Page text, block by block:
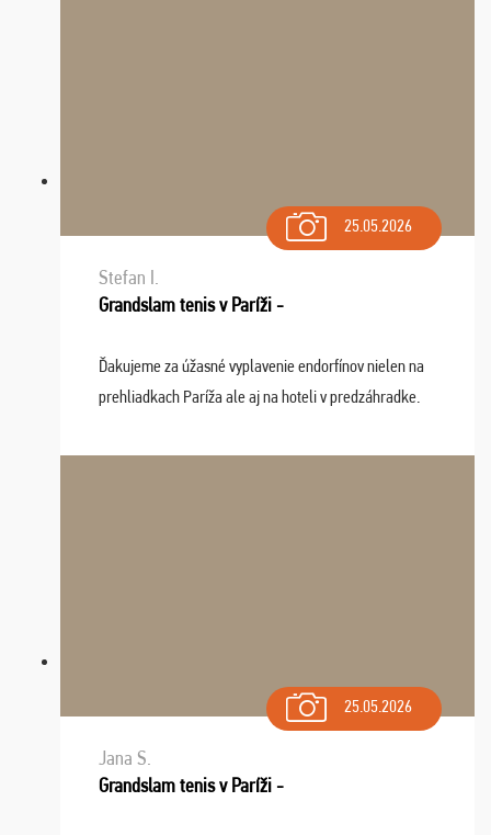
25.05.2026
Stefan I.
Grandslam tenis v Paríži -
Ďakujeme za úžasné vyplavenie endorfínov nielen na
prehliadkach Paríža ale aj na hoteli v predzáhradke.
spomínať a zväžujeme repete budúci rok : ...
25.05.2026
Jana S.
Grandslam tenis v Paríži -